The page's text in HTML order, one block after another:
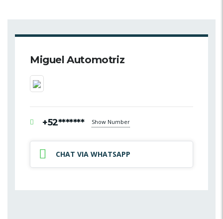
Miguel Automotriz
+52******* Show Number
CHAT VIA WHATSAPP